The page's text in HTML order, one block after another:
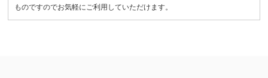
ものですのでお気軽にご利用していただけます。